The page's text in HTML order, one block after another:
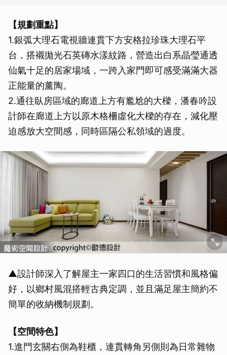
【規劃重點】
1.銀弧大理石電視牆連貫下方安格拉珍珠大理石平
台，搭襯拋光石英磚水漾紋路，營造出白系晶瑩通透
仙氣十足的居家場域，一跨入家門即可感受滿滿大器
正能量的薰陶。
2.通往臥房區域的廊道上方有尷尬的大樑，潘春吟設
計師在廊道上方以原木格柵虛化大樑的存在，減化壓
迫感放大空間感，同時區隔公私領域的過度。
▲設計師深入了解屋主一家四口的生活習慣和風格偏
好，以鄉村風混搭輕古典定調，並且滿足屋主簡約不
簡單的收納機制規劃。
【空間特色】
1.進門玄關右側為鞋櫃，連貫轉角另側則為日常雜物